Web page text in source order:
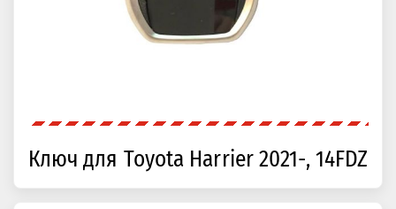
Ключ для Toyota Harrier 2021-, 14FDZ